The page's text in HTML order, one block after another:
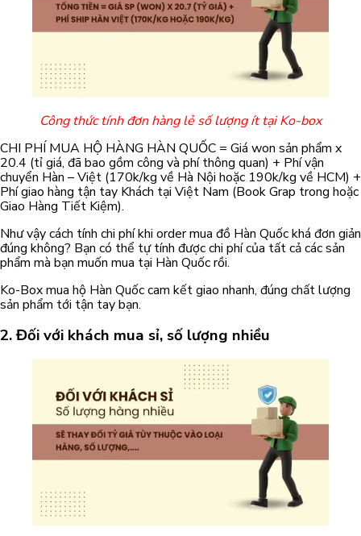
Công thức tính đơn hàng lẻ số lượng ít tại Ko-box
CHI PHÍ MUA HỘ HÀNG HÀN QUỐC = Giá won sản phẩm x
20.4 (tỉ giá, đã bao gồm công và phí thông quan) + Phí vận
chuyển Hàn – Việt (170k/kg về Hà Nội hoặc 190k/kg về HCM) +
Phí giao hàng tận tay Khách tại Việt Nam (Book Grap trong hoặc
Giao Hàng Tiết Kiệm).
Như vậy cách tính chi phí khi order mua đồ Hàn Quốc khá đơn giản
đúng không? Bạn có thể tự tính được chi phí của tất cả các sản
phẩm mà bạn muốn mua tại Hàn Quốc rồi.
Ko-Box mua hộ Hàn Quốc cam kết giao nhanh, đúng chất lượng
sản phẩm tới tận tay bạn.
2. Đối với khách mua sỉ, số lượng nhiều